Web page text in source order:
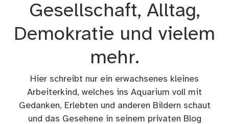
Gesellschaft, Alltag,
Demokratie und vielem
mehr.
Hier schreibt nur ein erwachsenes kleines
Arbeiterkind, welches ins Aquarium voll mit
Gedanken, Erlebten und anderen Bildern schaut
und das Gesehene in seinem privaten Blog